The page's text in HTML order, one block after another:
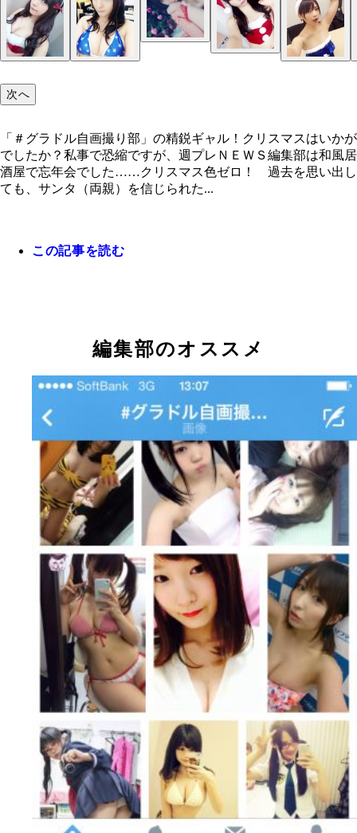
次へ
「＃グラドル自画撮り部」の精鋭ギャル！クリスマスはいかが
でしたか？私事で恐縮ですが、週プレＮＥＷＳ編集部は和風居
酒屋で忘年会でした……クリスマス色ゼロ！ 過去を思い出し
ても、サンタ（両親）を信じられた...
この記事を読む
編集部のオススメ